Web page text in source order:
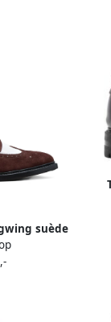
suède
Bruin